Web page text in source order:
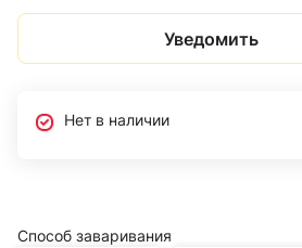
Уведомить
Нет в наличии
Способ заваривания